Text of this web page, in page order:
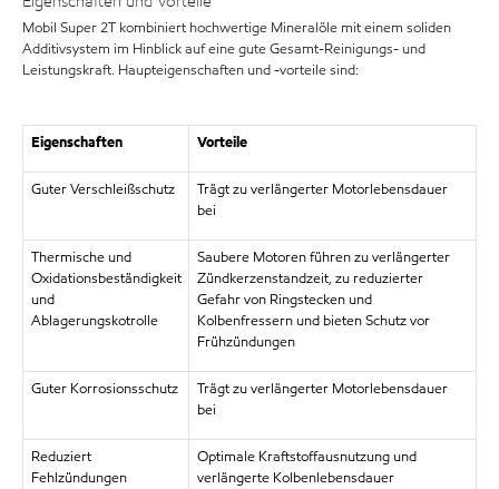
Mobil Super 2T kombiniert hochwertige Mineralöle mit einem soliden
Additivsystem im Hinblick auf eine gute Gesamt-Reinigungs- und
Leistungskraft. Haupteigenschaften und -vorteile sind:
Eigenschaften Vorteile
Guter Verschleißschutz
Trägt zu verlängerter Motorlebensdauer
bei
Thermische und
Oxidationsbeständigkeit
und
Ablagerungskotrolle
Saubere Motoren führen zu verlängerter
Zündkerzenstandzeit, zu reduzierter
Gefahr von Ringstecken und
Kolbenfressern und bieten Schutz vor
Frühzündungen
Guter Korrosionsschutz
Trägt zu verlängerter Motorlebensdauer
bei
Reduziert
Fehlzündungen
Optimale Kraftstoffausnutzung und
verlängerte Kolbenlebensdauer